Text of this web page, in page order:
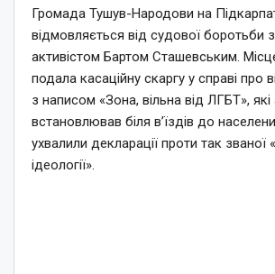
Громада Тушув-Народови на
відмовляється від судової боротьби
активістом Бартом Сташевським.
подала касаційну скаргу у справі про
з написом «Зона, вільна від ЛГБТ», які
встановлював біля в’їздів до
ухвалили декларації проти так званої
ідеології».